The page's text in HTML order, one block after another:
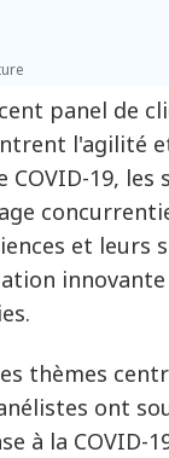
panel de
l'agilité
COVID-19,
et leurs
innovante
.
thèmes
ont
à la COVID-